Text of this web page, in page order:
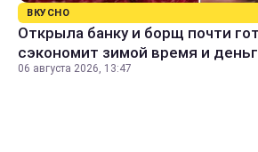
ВКУСНО
Открыла банку и борщ почти
сэкономит зимой время и
06 августа 2026, 13:47